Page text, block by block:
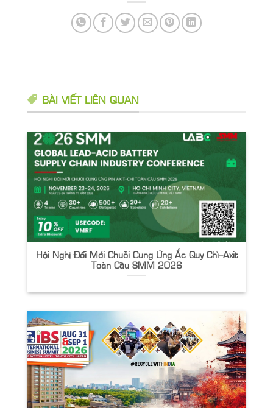
BÀI VIẾT LIÊN QUAN
Hội Nghị Đổi Mới Chuỗi Cung Ứng Ắc Quy Chì–Axit
Toàn Cầu SMM 2026